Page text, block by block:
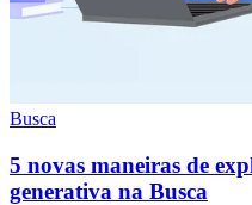
Busca
5 novas maneiras de
generativa na Busca